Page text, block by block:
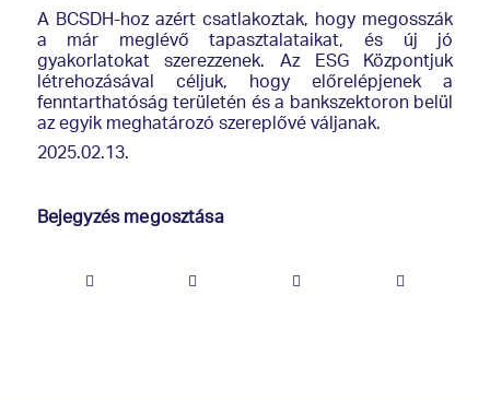
A BCSDH-hoz azért csatlakoztak, hogy megosszák
a már meglévő tapasztalataikat, és új jó
gyakorlatokat szerezzenek. Az ESG Központjuk
létrehozásával céljuk, hogy előrelépjenek a
fenntarthatóság területén és a bankszektoron belül
az egyik meghatározó szereplővé váljanak.
2025.02.13.
Bejegyzés megosztása